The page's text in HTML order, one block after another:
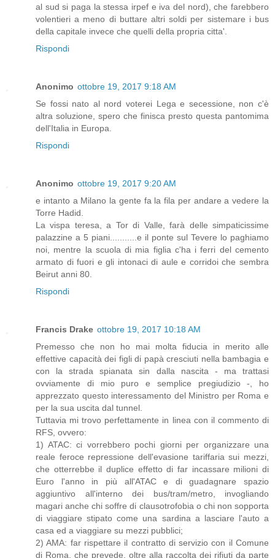
al sud si paga la stessa irpef e iva del nord), che farebbero
volentieri a meno di buttare altri soldi per sistemare i bus
della capitale invece che quelli della propria citta'.
Rispondi
Anonimo ottobre 19, 2017 9:18 AM
Se fossi nato al nord voterei Lega e secessione, non c'è
altra soluzione, spero che finisca presto questa pantomima
dell'Italia in Europa.
Rispondi
Anonimo ottobre 19, 2017 9:20 AM
e intanto a Milano la gente fa la fila per andare a vedere la
Torre Hadid.
La vispa teresa, a Tor di Valle, farà delle simpaticissime
palazzine a 5 piani...........e il ponte sul Tevere lo paghiamo
noi, mentre la scuola di mia figlia c'ha i ferri del cemento
armato di fuori e gli intonaci di aule e corridoi che sembra
Beirut anni 80.
Rispondi
Francis Drake ottobre 19, 2017 10:18 AM
Premesso che non ho mai molta fiducia in merito alle
effettive capacità dei figli di papà cresciuti nella bambagia e
con la strada spianata sin dalla nascita - ma trattasi
ovviamente di mio puro e semplice pregiudizio -, ho
apprezzato questo interessamento del Ministro per Roma e
per la sua uscita dal tunnel.
Tuttavia mi trovo perfettamente in linea con il commento di
RFS, ovvero:
1) ATAC: ci vorrebbero pochi giorni per organizzare una
reale feroce repressione dell'evasione tariffaria sui mezzi,
che otterrebbe il duplice effetto di far incassare milioni di
Euro l'anno in più all'ATAC e di guadagnare spazio
aggiuntivo all'interno dei bus/tram/metro, invogliando
magari anche chi soffre di clausotrofobia o chi non sopporta
di viaggiare stipato come una sardina a lasciare l'auto a
casa ed a viaggiare su mezzi pubblici;
2) AMA: far rispettare il contratto di servizio con il Comune
di Roma, che prevede, oltre alla raccolta dei rifiuti da parte